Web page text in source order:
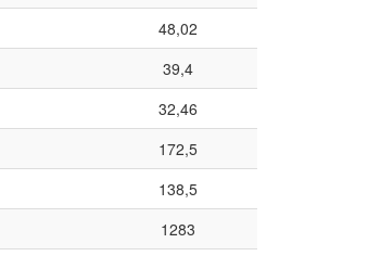
48,02
39,4
32,46
172,5
138,5
1283